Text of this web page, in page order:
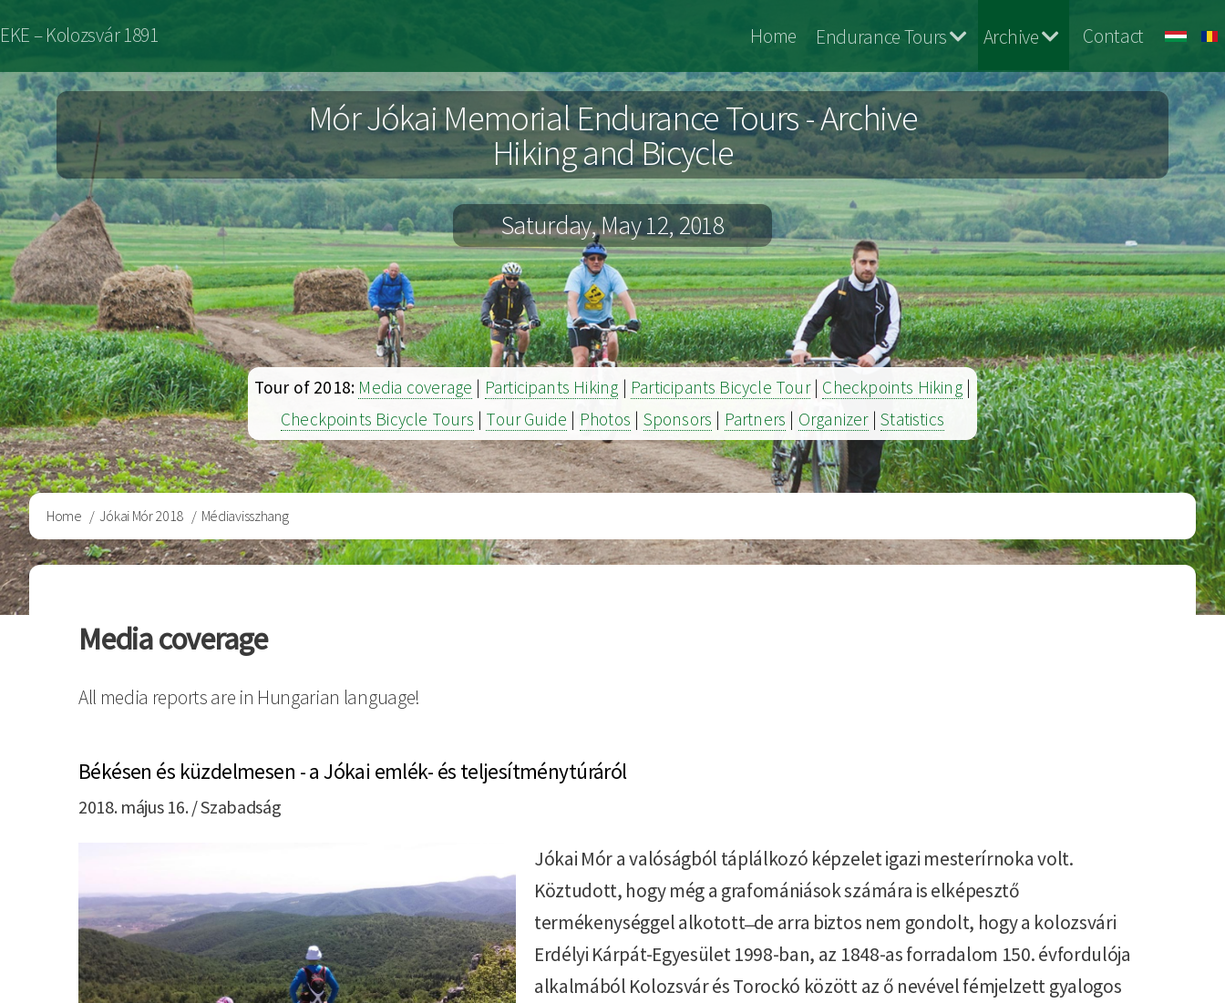
to
main
content
EKE – Kolozsvár 1891
Jókai
Archiv
Home Endurance Tours Archive Contact
Mór Jókai Memorial Endurance Tours - Archive
Hiking and Bicycle
Saturday, May 12, 2018
Tour of 2018: Media coverage | Participants Hiking | Participants Bicycle Tour| Checkpoints Hiking|
Checkpoints Bicycle Tours | Tour Guide | Photos | Sponsors | Partners | Organizer|Statistics
Breadcrumb
Home Jókai Mór 2018 Médiavisszhang
Media coverage
All media reports are in Hungarian language!
Békésen és küzdelmesen - a Jókai emlék- és teljesítménytúráról
2018. május 16. / Szabadság
Jókai Mór a valóságból táplálkozó képzelet igazi mesterírnoka volt.
Köztudott, hogy még a grafomániások számára is elképesztő
termékenységgel alkotott ̶ de arra biztos nem gondolt, hogy a kolozsvári
Erdélyi Kárpát-Egyesület 1998-ban, az 1848-as forradalom 150. évfordulója
alkalmából Kolozsvár és Torockó között az ő nevével fémjelzett gyalogos